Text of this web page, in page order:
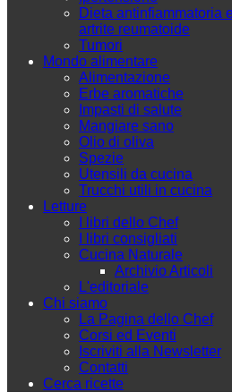
Dieta antinfiammatoria
artrite reumatoide
Tumori
Mondo alimentare
Alimentazione
Erbe aromatiche
Impasti di salute
Mangiare sano
Olio di oliva
Spezie
Utensili da cucina
Trucchi utili in cucina
Letture
I libri dello Chef
I libri consigliati
Cucina Naturale
Archivio Articoli
L'editoriale
Chi siamo
La Pagina dello Chef
Corsi ed Eventi
Iscriviti alla Newsletter
Contatti
Cerca ricette